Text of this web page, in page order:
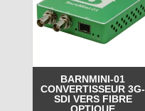
BARNMINI-01
CONVERTISSEUR 3G-
SDI VERS FIBRE